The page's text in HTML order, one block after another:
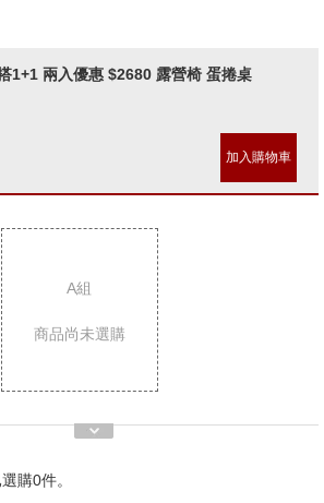
1+1 兩入優惠 $2680 露營椅 蛋捲桌
加入購物車
A組
商品尚未選購
購0件。